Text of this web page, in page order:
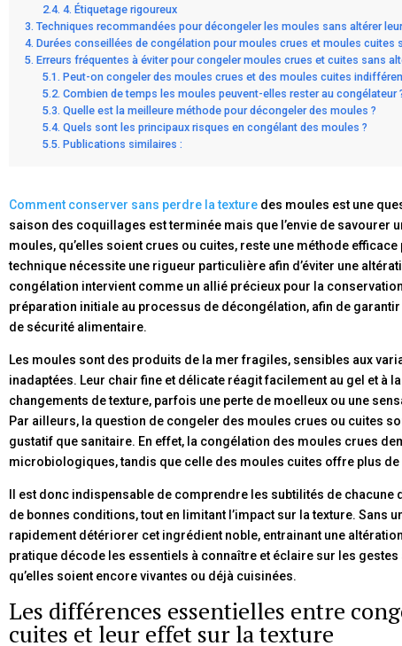
4. Étiquetage rigoureux
Techniques recommandées pour décongeler les moules sans altérer
Durées conseillées de congélation pour moules crues et moules cuites
Erreurs fréquentes à éviter pour congeler moules crues et cuites sans
Peut-on congeler des moules crues et des moules cuites
Combien de temps les moules peuvent-elles rester au congélateur
Quelle est la meilleure méthode pour décongeler des moules ?
Quels sont les principaux risques en congélant des moules ?
Publications similaires :
Comment conserver sans perdre la texturedes moules est une
saison des coquillages est terminée mais que l’envie de savourer
moules, qu’elles soient crues ou cuites, reste une méthode
technique nécessite une rigueur particulière afin d’éviter une
congélation intervient comme un allié précieux pour la
préparation initiale au processus de décongélation, afin de
de sécurité alimentaire.
Les moules sont des produits de la mer fragiles, sensibles aux
inadaptées. Leur chair fine et délicate réagit facilement au gel et à
changements de texture, parfois une perte de moelleux ou une
Par ailleurs, la question de congeler des moules crues ou cuites
gustatif que sanitaire. En effet, la congélation des moules crues
microbiologiques, tandis que celle des moules cuites offre plus de
Il est donc indispensable de comprendre les subtilités de
de bonnes conditions, tout en limitant l’impact sur la texture. Sans
rapidement détériorer cet ingrédient noble, entrainant une
pratique décode les essentiels à connaître et éclaire sur les
qu’elles soient encore vivantes ou déjà cuisinées.
Les différences essentielles entre
cuites et leur effet sur la texture